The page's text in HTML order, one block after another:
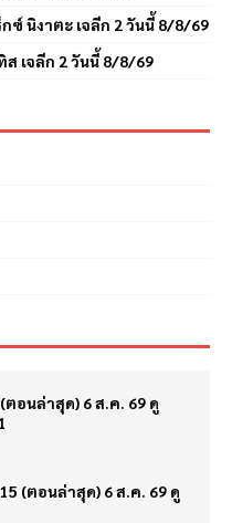
ซ์ นิงาตะ เจลีก 2 วันนี้ 8/8/69
เจลีก 2 วันนี้ 8/8/69
ตอนล่าสุด) 6 ส.ค. 69 ดู
(ตอนล่าสุด) 6 ส.ค. 69 ดู